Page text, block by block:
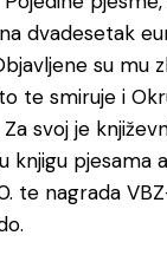
dvadesetak
su mu
te smiruje i
svoj je
knjigu pjesama
te nagrada